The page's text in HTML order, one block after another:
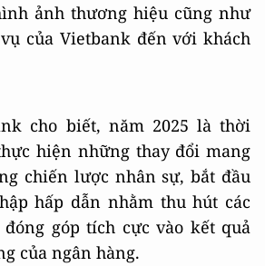
ảnh thương hiệu cũng như
của Vietbank đến với khách
cho biết, năm 2025 là thời
hiện những thay đổi mang
chiến lược nhân sự, bắt đầu
hấp dẫn nhằm thu hút các
góp tích cực vào kết quả
của ngân hàng.